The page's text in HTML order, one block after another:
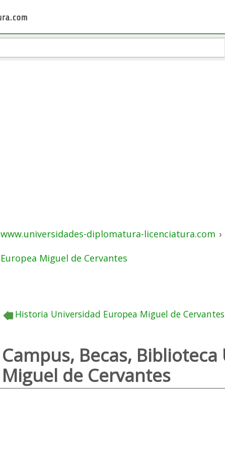
www.universidades-diplomatura-licenciatura.com ›
Europea Miguel de Cervantes
Historia Universidad Europea Miguel de Cervantes
Campus, Becas,
Miguel de Cervantes